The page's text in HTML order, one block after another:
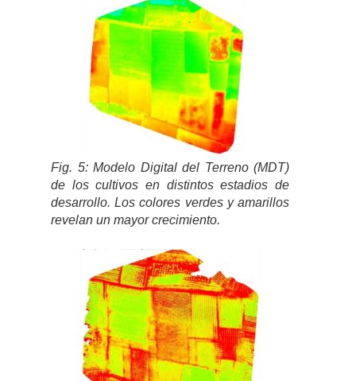
Fig. 5: Modelo Digital del Terreno (MDT)
de los cultivos en distintos estadios de
desarrollo. Los colores verdes y amarillos
revelan un mayor crecimiento.